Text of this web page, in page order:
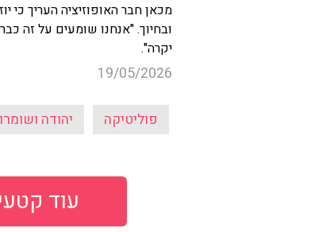
מכאן חבר האופוזיציה העריך
ובחיוך. "אנחנו שומעים על זה
יקרה".
19/05/2026
פוליטיקה יהודה
עוד